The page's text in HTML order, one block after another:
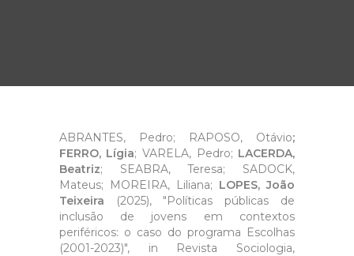
ABRANTES, Pedro; RAPOSO, Otávio;
FERRO, Lígia; VARELA, Pedro; LACERDA,
Beatriz; SEABRA, Teresa; SADOCK,
Mateus; MOREIRA, Liliana; LOPES, João
Teixeira (2025), "Políticas públicas de
inclusão de jovens em contextos
periféricos: o caso do programa Escolhas
(2001-2023)", in Revista Sociologia,